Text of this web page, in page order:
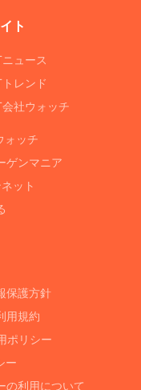
ト
ュース
レンド
社ウォッチ
ォッチ
ゲンマニア
ット
保護方針
用規約
ポリシー
ー
の利用について